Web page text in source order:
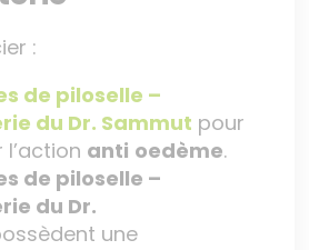
:
de piloselle –
du Dr. Sammut pour
anti oedème.
de piloselle –
du Dr.
une